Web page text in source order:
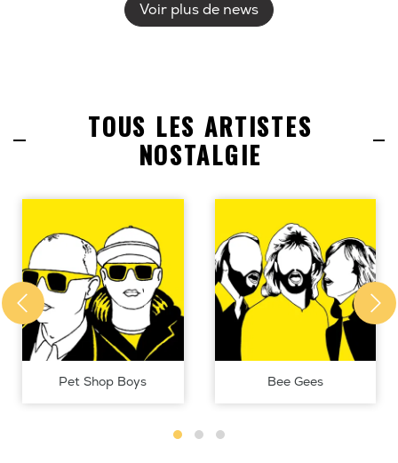
Voir plus de news
TOUS LES ARTISTES
NOSTALGIE
Pet Shop Boys Bee Gees